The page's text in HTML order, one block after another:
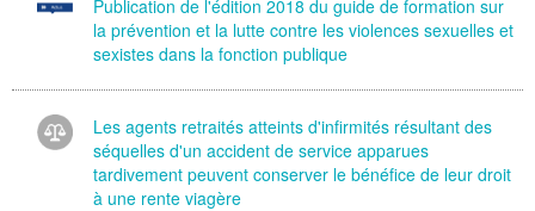
Publication de l'édition 2018 du guide de formation sur
la prévention et la lutte contre les violences sexuelles et
sexistes dans la fonction publique
Les agents retraités atteints d'infirmités résultant des
séquelles d'un accident de service apparues
tardivement peuvent conserver le bénéfice de leur droit
à une rente viagère